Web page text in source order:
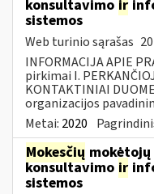
konsultavimo ir
sistemos
Web turinio sąrašas
INFORMACIJA APIE
pirkimai I.
KONTAKTINIAI
organizacijos
Metai: 2020
Mokesčių
konsultavimo ir
sistemos